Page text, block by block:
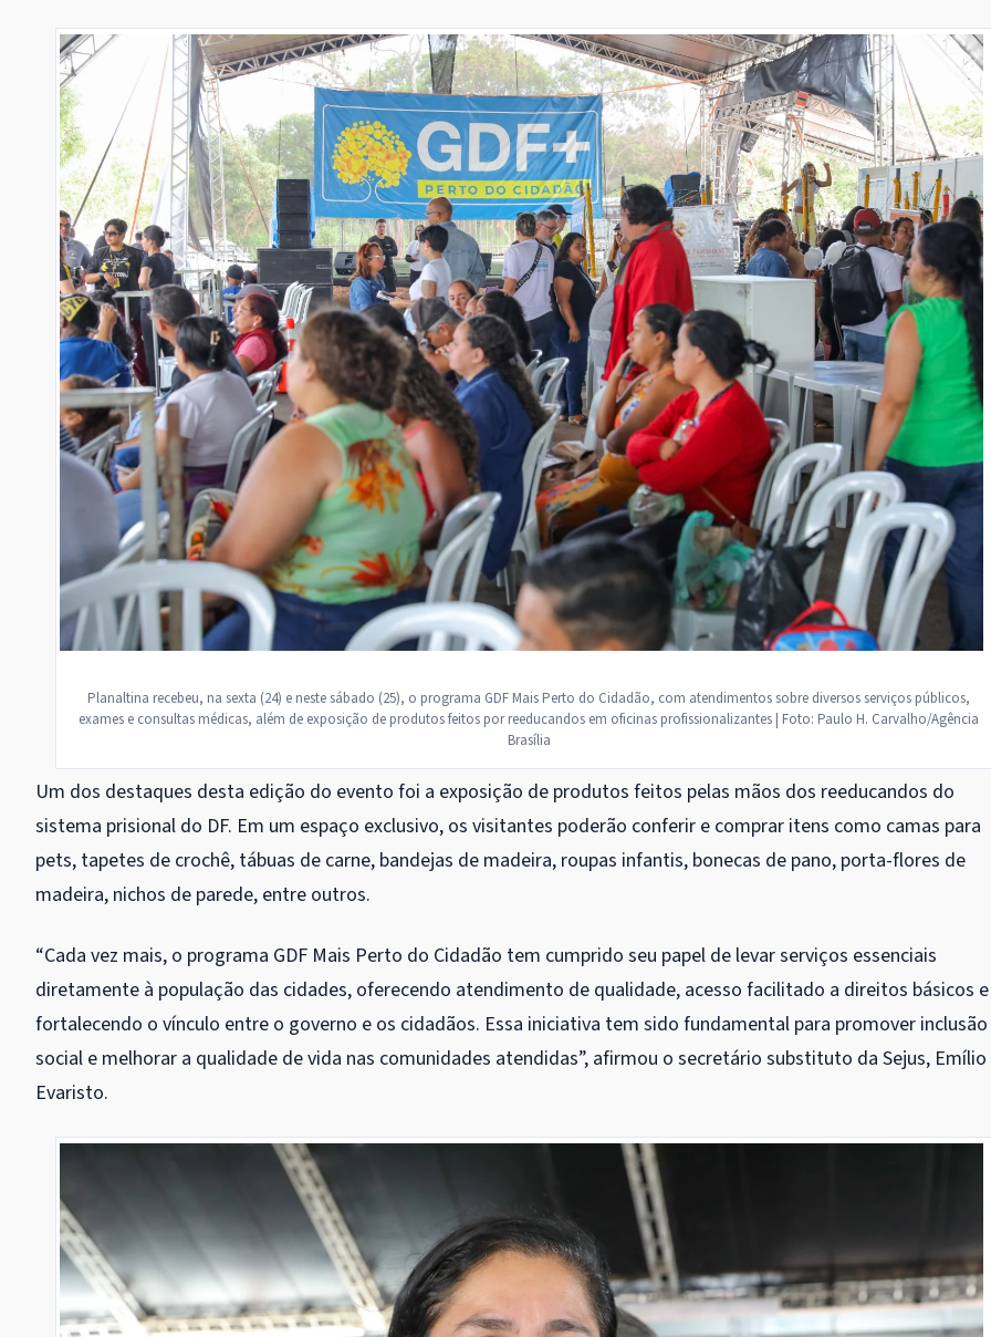
Planaltina recebeu, na sexta (24) e neste sábado (25), o programa GDF Mais Perto do Cidadão, com atendimentos sobre diversos serviços públicos,
exames e consultas médicas, além de exposição de produtos feitos por reeducandos em oficinas profissionalizantes | Foto: Paulo H. Carvalho/Agência
Brasília
Um dos destaques desta edição do evento foi a exposição de produtos feitos pelas mãos dos reeducandos do
sistema prisional do DF. Em um espaço exclusivo, os visitantes poderão conferir e comprar itens como camas para
pets, tapetes de crochê, tábuas de carne, bandejas de madeira, roupas infantis, bonecas de pano, porta-flores de
madeira, nichos de parede, entre outros.
“Cada vez mais, o programa GDF Mais Perto do Cidadão tem cumprido seu papel de levar serviços essenciais
diretamente à população das cidades, oferecendo atendimento de qualidade, acesso facilitado a direitos básicos e
fortalecendo o vínculo entre o governo e os cidadãos. Essa iniciativa tem sido fundamental para promover inclusão
social e melhorar a qualidade de vida nas comunidades atendidas”, afirmou o secretário substituto da Sejus, Emílio
Evaristo.